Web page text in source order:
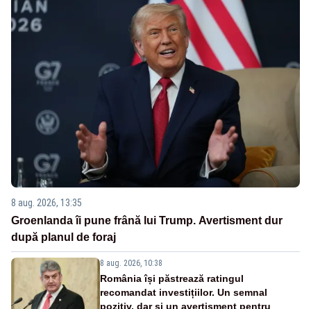
8 aug. 2026, 13:35
Groenlanda îi pune frână lui Trump. Avertisment dur
după planul de foraj
8 aug. 2026, 10:38
România își păstrează ratingul
recomandat investițiilor. Un semnal
pozitiv, dar și un avertisment pentru